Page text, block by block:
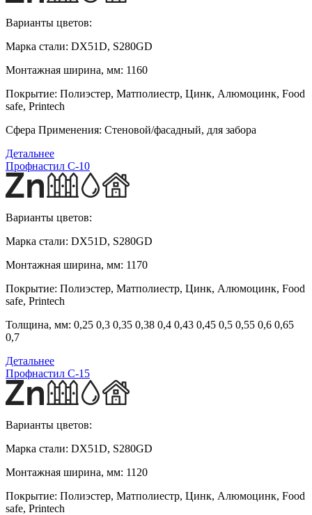
Варианты цветов:
Марка стали: DX51D, S280GD
Монтажная ширина, мм: 1160
Покрытие: Полиэстер, Матполиестр, Цинк, Алюмоцинк, Food
safe, Printech
Сфера Применения: Стеновой/фасадный, для забора
Детальнее
Профнастил С-10
Варианты цветов:
Марка стали: DX51D, S280GD
Монтажная ширина, мм: 1170
Покрытие: Полиэстер, Матполиестр, Цинк, Алюмоцинк, Food
safe, Printech
Толщина, мм: 0,25 0,3 0,35 0,38 0,4 0,43 0,45 0,5 0,55 0,6 0,65
0,7
Детальнее
Профнастил С-15
Варианты цветов:
Марка стали: DX51D, S280GD
Монтажная ширина, мм: 1120
Покрытие: Полиэстер, Матполиестр, Цинк, Алюмоцинк, Food
safe, Printech